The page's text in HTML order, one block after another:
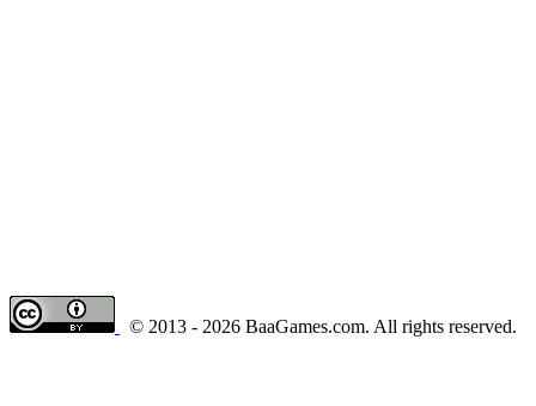
© 2013 - 2026 BaaGames.com. All rights reserved.